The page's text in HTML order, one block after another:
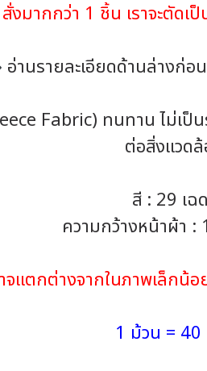
สั่งมากกว่า 1 ชิ้น เราจะตัดเ
อ่านรายละเอียดด้านล่างก่
Fabric) ทนทาน ไม่เป็
ต่อสิ่งแวด
สี : 29 เฉ
ความกว้างหน้าผ้า
แตกต่างจากในภาพเล็กน้
1 ม้วน = 40